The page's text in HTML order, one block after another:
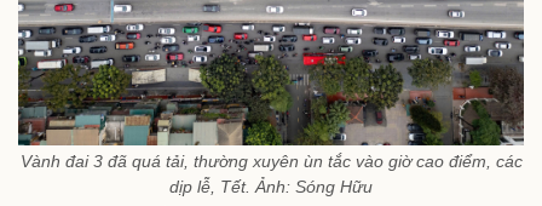
Vành đai 3 đã quá tải, thường xuyên ùn tắc vào giờ cao điểm, các
dịp lễ, Tết. Ảnh: Sóng Hữu